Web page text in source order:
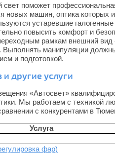
свет поможет
новых машин, оптика которых
устаревшие
повысить комфорт и
рамкам внешний
Выполнять манипуляции
и подготовкой.
другие услуги
«Автосвет»
Мы работаем с техникой
с конкурентами в
Услуга
фар)